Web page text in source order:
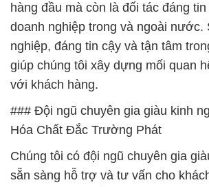
hàng đầu mà còn là đối tác đáng
doanh nghiệp trong và ngoài nước.
nghiệp, đáng tin cậy và tận tâm
giúp chúng tôi xây dựng mối quan
với khách hàng.
### Đội ngũ chuyên gia giàu kinh
Hóa Chất Đắc Trường Phát
Chúng tôi có đội ngũ chuyên gia
sẵn sàng hỗ trợ và tư vấn cho